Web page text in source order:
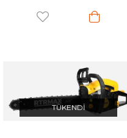
TÜKENDI